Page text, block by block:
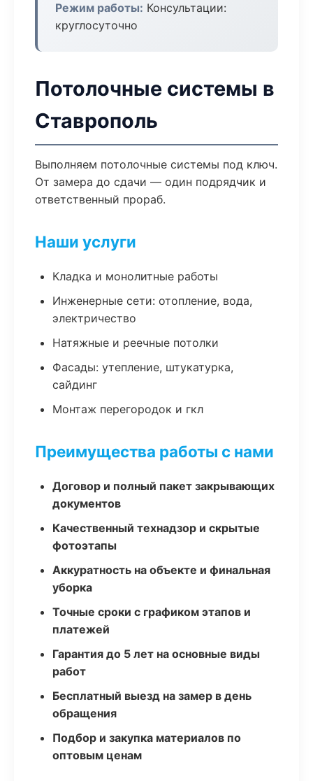
Режим работы: Консультации:
круглосуточно
Потолочные системы в
Ставрополь
Выполняем потолочные системы под ключ.
От замера до сдачи — один подрядчик и
ответственный прораб.
Наши услуги
Кладка и монолитные работы
Инженерные сети: отопление, вода,
электричество
Натяжные и реечные потолки
Фасады: утепление, штукатурка,
сайдинг
Монтаж перегородок и гкл
Преимущества работы с нами
Договор и полный пакет закрывающих
документов
Качественный технадзор и скрытые
фотоэтапы
Аккуратность на объекте и финальная
уборка
Точные сроки с графиком этапов и
платежей
Гарантия до 5 лет на основные виды
работ
Бесплатный выезд на замер в день
обращения
Подбор и закупка материалов по
оптовым ценам